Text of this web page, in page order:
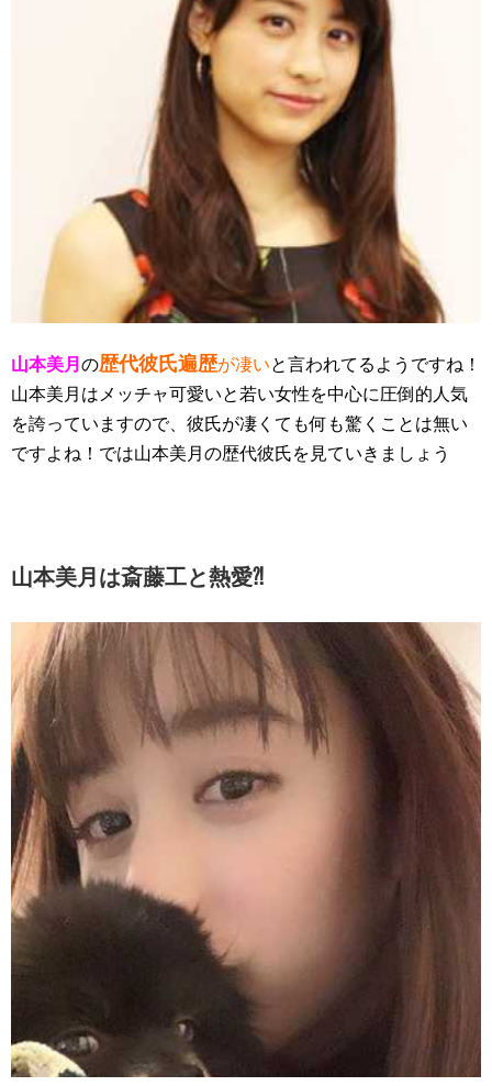
山本美月 の歴代彼氏遍歴が凄いと言われてるようですね！
山本美月はメッチャ可愛いと若い女性を中心に圧倒的人気
を誇っていますので、彼氏が凄くても何も驚くことは無い
ですよね！では山本美月の歴代彼氏を見ていきましょう
山本美月は斎藤工と熱愛⁈